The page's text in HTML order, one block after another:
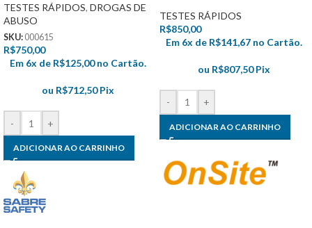
TESTES RÁPIDOS, DROGAS DE
ABUSO
SKU: 000615
R$750,00
Em 6x de R$125,00 no Cartão.
ou R$712,50 Pix
- +
ADICIONAR AO CARRINHO
TESTES RÁPIDOS
R$850,00
Em 6x de R$141,67 no Cartão.
ou R$807,50 Pix
- +
ADICIONAR AO CARRINHO